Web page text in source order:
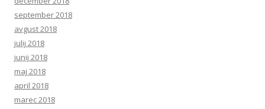
september 2018
avgust 2018
julij 2018
junij 2018
maj 2018
april 2018
marec 2018